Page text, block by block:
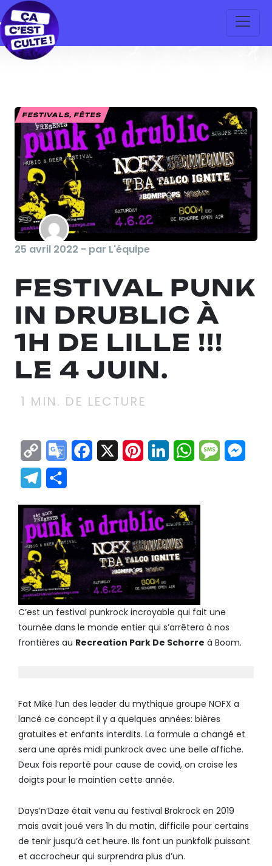
FESTIVALS, FÊTES
25 avril 2022 - par L'équipe
FESTIVAL PUNK
IN DRUBLIC À
1H DE LILLE !!!
LE 4 JUIN.
1 MIN. DE LECTURE
Copy
Link
GoogleFacebook
X Pinterest
LinkedInWhatsApp
Telegram
C’est un festival punkrock incroyable qui fait une
tournée dans le monde entier qui s’arrêtera à nos
frontières au Recreation Park De Schorre à Boom.
Fat Mike l’un des leader du mythique groupe NOFX a
lancé ce concept il y a quelques années: bières
gratuites et enfants interdits. La formule a changé et
sera une après midi punkrock avec une belle affiche.
Deux fois reporté pour cause de covid, on croise les
doigts pour le maintien cette année.
Days’n’Daze était venu au festival Brakrock en 2019
mais avait joué vers 1h du matin, difficile pour certains
de tenir jusqu’à cet heure. Ils font un punkfolk puissant
et accrocheur qui surprendra plus d’un.